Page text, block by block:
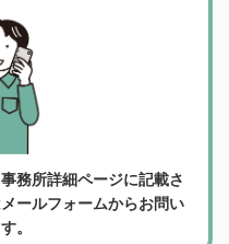
務所詳細ページに記載さ
ールフォームからお問い
。